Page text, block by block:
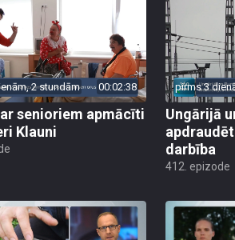
2 stundām 00:02:38
senioriem apmācīti
Klauni
pirms 3
Ungārijā
darbība
412. epizode